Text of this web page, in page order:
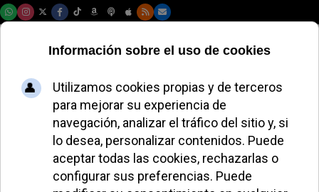
El Papa León XIV
impulsa a las
universidades